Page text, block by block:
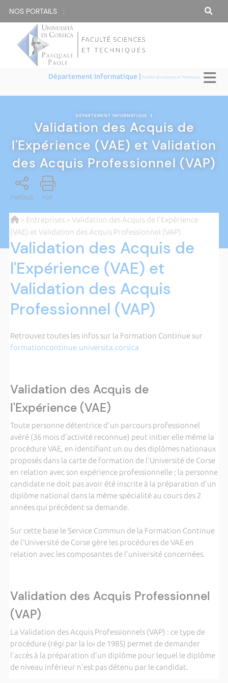
NOS PORTAILS :
Département Informatique |Faculté des Sciences et Techniques
DÉPARTEMENT INFORMATIQUE |
Validation des Acquis de
l'Expérience (VAE) et Validation
des Acquis Professionnel (VAP)
PARTAGE PDF
> Entreprises> Validation des Acquis de l'Expérience
(VAE) et Validation des Acquis Professionnel (VAP)
Validation des Acquis de
l'Expérience (VAE) et
Validation des Acquis
Professionnel (VAP)
Retrouvez toutes les infos sur la Formation Continue sur
formationcontinue.universita.corsica
Validation des Acquis de
l'Expérience (VAE)
Toute personne détentrice d'un parcours professionnel
avéré (36 mois d'activité reconnue) peut initier elle même la
procédure VAE, en identifiant un ou des diplômes nationaux
proposés dans la carte de formation de l'Université de Corse
en relation avec son expérience professionnelle ; la personne
candidate ne doit pas avoir été inscrite à la préparation d'un
diplôme national dans la même spécialité au cours des 2
années qui précèdent sa demande.
Sur cette base le Service Commun de la Formation Continue
de l'Université de Corse gère les procédures de VAE en
relation avec les composantes de l'université concernées.
Validation des Acquis Professionnel
(VAP)
La Validation des Acquis Professionnels (VAP) : ce type de
procédure (régi par la loi de 1985) permet de demander
l'accès à la préparation d'un diplôme pour lequel le diplôme
de niveau inférieur n'est pas détenu par le candidat.